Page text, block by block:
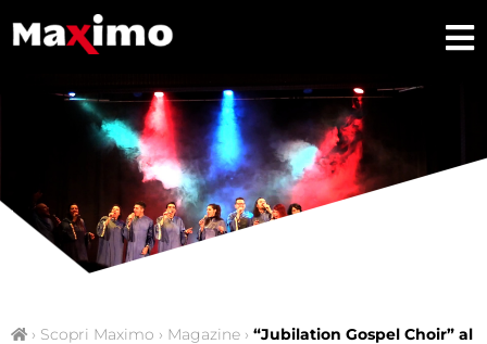
› Scopri Maximo › Magazine › “Jubilation Gospel Choir” al